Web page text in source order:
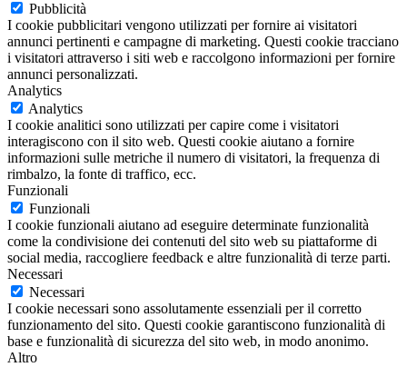
Pubblicità
I cookie pubblicitari vengono utilizzati per fornire ai visitatori
annunci pertinenti e campagne di marketing. Questi cookie tracciano
i visitatori attraverso i siti web e raccolgono informazioni per fornire
annunci personalizzati.
Analytics
Analytics
I cookie analitici sono utilizzati per capire come i visitatori
interagiscono con il sito web. Questi cookie aiutano a fornire
informazioni sulle metriche il numero di visitatori, la frequenza di
rimbalzo, la fonte di traffico, ecc.
Funzionali
Funzionali
I cookie funzionali aiutano ad eseguire determinate funzionalità
come la condivisione dei contenuti del sito web su piattaforme di
social media, raccogliere feedback e altre funzionalità di terze parti.
Necessari
Necessari
I cookie necessari sono assolutamente essenziali per il corretto
funzionamento del sito. Questi cookie garantiscono funzionalità di
base e funzionalità di sicurezza del sito web, in modo anonimo.
Altro